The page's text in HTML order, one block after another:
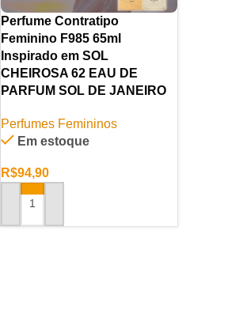
Perfume Contratipo
Feminino F985 65ml
Inspirado em SOL
CHEIROSA 62 EAU DE
PARFUM SOL DE JANEIRO
Perfumes Femininos
Em estoque
R$94,90
ADICIONAR AO CARRINHO